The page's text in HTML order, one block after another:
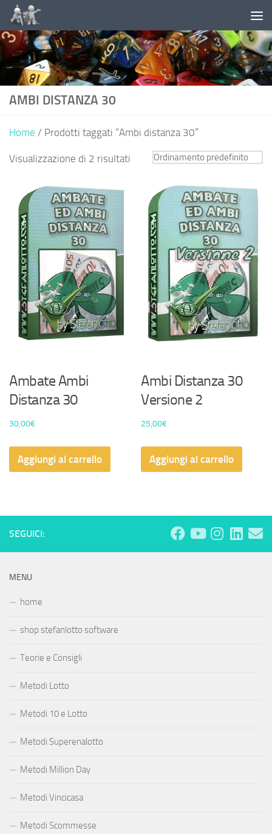
Salta al contenuto
AMBI DISTANZA 30
Home / Prodotti taggati “Ambi distanza 30”
Visualizzazione di 2 risultati
Ambate Ambi
Distanza 30
30,00€
Aggiungi al carrello
Ambi Distanza 30
Versione 2
25,00€
Aggiungi al carrello
SEGUICI:
MENU
home
shop stefanlotto software
Teorie e Consigli
Metodi Lotto
Metodi 10 e Lotto
Metodi Superenalotto
Metodi Million Day
Metodi Vincicasa
Metodi Scommesse
+18 Puoi giocare solo se maggiorenne - Il gioco
può causare dipendenza patologica -
Consulta leprobabilità di vincita sito ADM